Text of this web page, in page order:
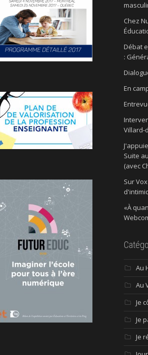
Chez
Débat
:
En
Villard-
Suite
(avec
Sur
«À
Au
Au
Je
Je
Je